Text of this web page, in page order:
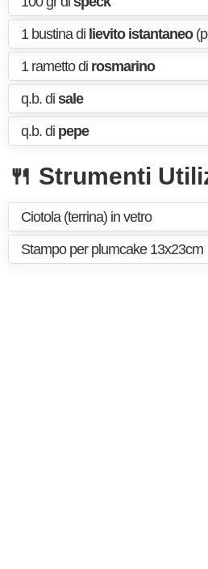
1 bustina di lievito istantaneo
1 rametto di rosmarino
q.b. di sale
q.b. di pepe
🍴 Strumenti
Ciotola (terrina) in vetro
Stampo per plumcake 13x23cm